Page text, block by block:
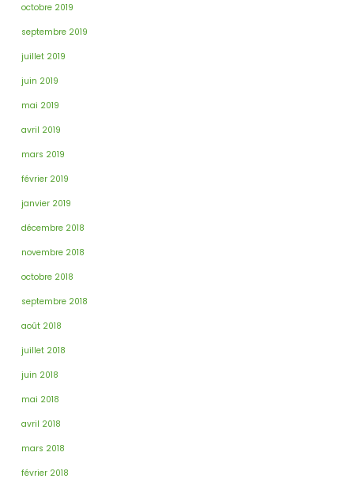
octobre 2019
septembre 2019
juillet 2019
juin 2019
mai 2019
avril 2019
mars 2019
février 2019
janvier 2019
décembre 2018
novembre 2018
octobre 2018
septembre 2018
août 2018
juillet 2018
juin 2018
mai 2018
avril 2018
mars 2018
février 2018